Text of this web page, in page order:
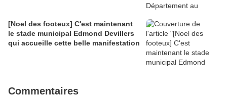
[Noel des footeux] C'est maintenant
le stade municipal Edmond Devillers
qui accueille cette belle manifestation
Commentaires